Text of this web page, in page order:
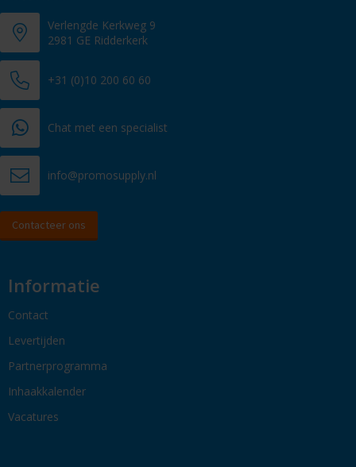
Verlengde Kerkweg 9
2981 GE Ridderkerk
+31 (0)10 200 60 60
Chat met een specialist
info@promosupply.nl
Contacteer ons
Informatie
Contact
Levertijden
Partnerprogramma
Inhaakkalender
Vacatures